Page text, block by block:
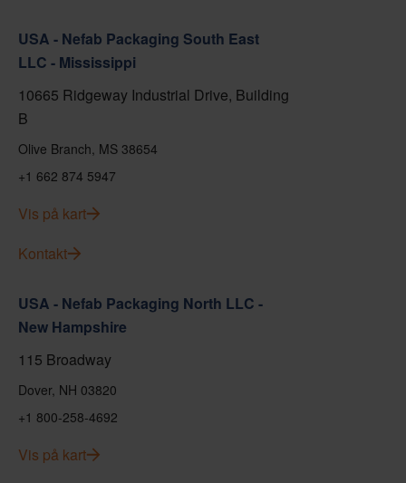
USA - Nefab Packaging South East
LLC - Mississippi
10665 Ridgeway Industrial Drive, Building
B
Olive Branch, MS 38654
+1 662 874 5947
Vis på kart
Kontakt
USA - Nefab Packaging North LLC -
New Hampshire
115 Broadway
Dover, NH 03820
+1 800-258-4692
Vis på kart